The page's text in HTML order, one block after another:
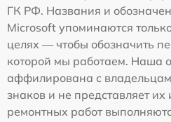
ГК РФ. Названия и
Microsoft упоминаются
целях — чтобы обозначить
которой мы работаем. Наша
аффилирована с
знаков и не представляет
ремонтных работ